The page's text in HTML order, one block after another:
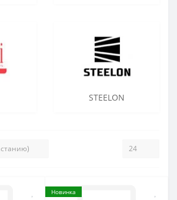
STEELON
Новинка